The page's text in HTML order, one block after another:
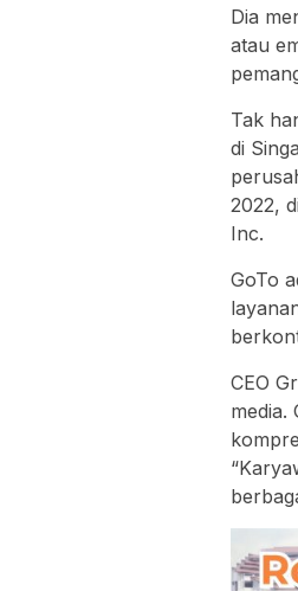
Dia
atau
Tak
di
2022,
Inc.
GoTo
CEO
media.